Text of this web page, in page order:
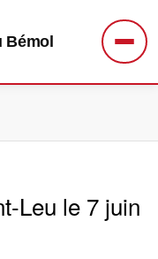
Bémol
Leu le 7 juin